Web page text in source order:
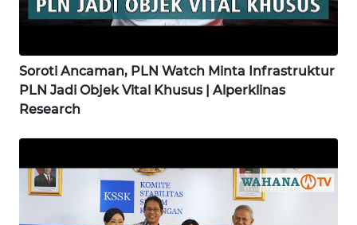
Soroti Ancaman, PLN Watch Minta Infrastruktur
PLN Jadi Objek Vital Khusus | Alperklinas
Research
WN
WN
PURWAKARTA
WN
TIMUR